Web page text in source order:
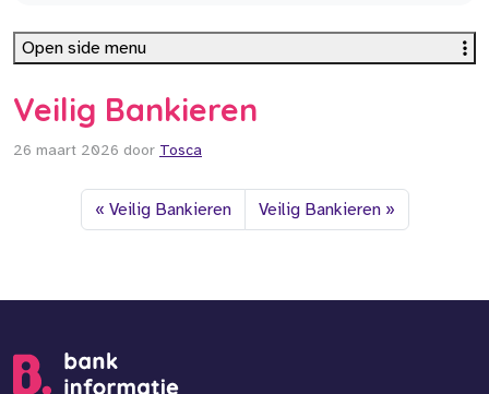
Veilig Bankieren
26 maart 2026 door Tosca
Veilig Bankieren Veilig Bankieren
Open side menu